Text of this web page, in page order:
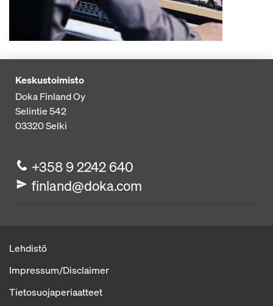
Keskustoimisto
Doka Finland Oy
Selintie 542
03320Selki
+358 9 2242 640
finland@doka.com
Lehdistö
Impressum/Disclaimer
Tietosuojaperiaatteet